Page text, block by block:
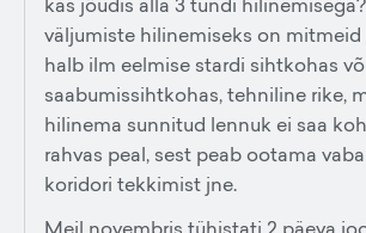
väljumiste hilinemiseks on mitmeid
halb ilm eelmise stardi sihtkohas
saabumissihtkohas, tehniline rike,
hilinema sunnitud lennuk ei saa
rahvas peal, sest peab ootama
koridori tekkimist jne.